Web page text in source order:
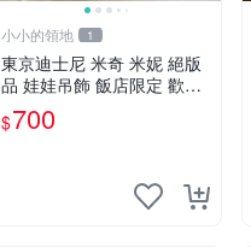
小小的領地 1
東京迪士尼 米奇 米妮 絕版
品 娃娃吊飾 飯店限定 歡樂
滿人間 復活節
$700